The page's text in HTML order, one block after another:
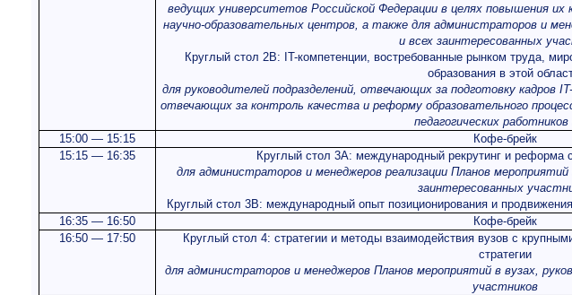
ведущих университетов Российской Федерации в целях повышения
научно-образовательных центров, а также для администраторов и
и всех заинтересованных
Круглый стол 2B: IT-компетенции, востребованные рынком труда,
образования в этой
для руководителей подразделений, отвечающих за подготовку кадров IT
отвечающих за контроль качества и реформу образовательного
педагогических работников
15:00 — 15:15
Кофе-брейк
15:15 — 16:35
Круглый стол 3A: международный рекрутинг и реформа
для администраторов и менеджеров реализации Планов
заинтересованных
Круглый стол 3B: международный опыт позиционирования и продвижения
16:35 — 16:50
Кофе-брейк
16:50 — 17:50
Круглый стол 4: стратегии и методы взаимодействия вузов с
стратегии
для администраторов и менеджеров Планов мероприятий в вузах,
участников